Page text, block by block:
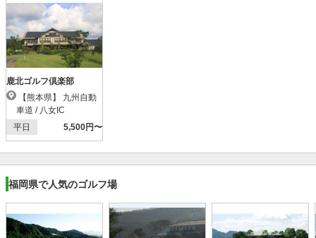
鹿北ゴルフ倶楽部
車道 / 八女IC
平日
5,500円〜
福岡県で人気のゴルフ場